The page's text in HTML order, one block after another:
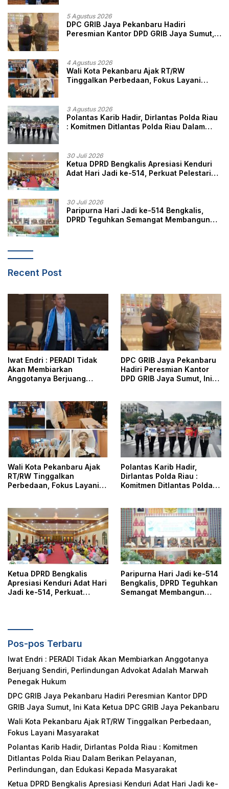
5 Agustus 2026
DPC GRIB Jaya Pekanbaru Hadiri
Peresmian Kantor DPD GRIB Jaya Sumut,
4 Agustus 2026
Wali Kota Pekanbaru Ajak RT/RW
Tinggalkan Perbedaan, Fokus Layani
3 Agustus 2026
Polantas Karib Hadir, Dirlantas Polda Riau
: Komitmen Ditlantas Polda Riau Dalam
30 Juli 2026
Ketua DPRD Bengkalis Apresiasi Kenduri
Adat Hari Jadi ke-514, Perkuat Pelestarian
30 Juli 2026
Paripurna Hari Jadi ke-514 Bengkalis,
DPRD Teguhkan Semangat Membangun
Recent Post
Iwat Endri : PERADI Tidak
Akan Membiarkan
Anggotanya Berjuang
Penegak Hukum
DPC GRIB Jaya Pekanbaru
Hadiri Peresmian Kantor
DPD GRIB Jaya Sumut, Ini
Wali Kota Pekanbaru Ajak
RT/RW Tinggalkan
Perbedaan, Fokus Layani
Polantas Karib Hadir,
Dirlantas Polda Riau :
Komitmen Ditlantas Polda
dan Edukasi Kepada
Masyarakat
Ketua DPRD Bengkalis
Apresiasi Kenduri Adat Hari
Jadi ke-514, Perkuat
Paripurna Hari Jadi ke-514
Bengkalis, DPRD Teguhkan
Semangat Membangun
Pos-pos Terbaru
Iwat Endri : PERADI Tidak Akan Membiarkan Anggotanya
Berjuang Sendiri, Perlindungan Advokat Adalah Marwah
Penegak Hukum
DPC GRIB Jaya Pekanbaru Hadiri Peresmian Kantor DPD
GRIB Jaya Sumut, Ini Kata Ketua DPC GRIB Jaya Pekanbaru
Wali Kota Pekanbaru Ajak RT/RW Tinggalkan Perbedaan,
Fokus Layani Masyarakat
Polantas Karib Hadir, Dirlantas Polda Riau : Komitmen
Ditlantas Polda Riau Dalam Berikan Pelayanan,
Perlindungan, dan Edukasi Kepada Masyarakat
Ketua DPRD Bengkalis Apresiasi Kenduri Adat Hari Jadi ke-